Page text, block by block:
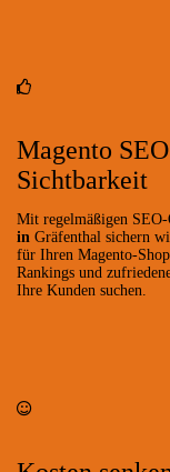
Magento
Sichtbarkeit
Mit regelmäßigen
in Gräfenthal sichern
für Ihren Magento-
Rankings und
Ihre Kunden suchen.